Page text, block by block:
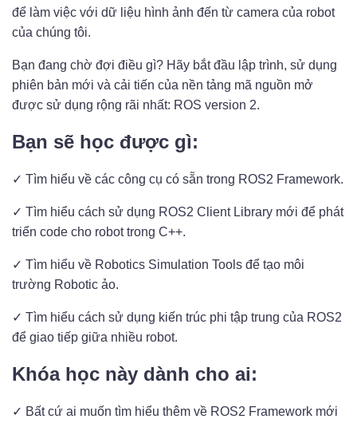
để làm việc với dữ liệu hình ảnh đến từ camera của robot
của chúng tôi.
Bạn đang chờ đợi điều gì? Hãy bắt đầu lập trình, sử dụng
phiên bản mới và cải tiến của nền tảng mã nguồn mở
được sử dụng rộng rãi nhất: ROS version 2.
Bạn sẽ học được gì:
✓ Tìm hiểu về các công cụ có sẵn trong ROS2 Framework.
✓ Tìm hiểu cách sử dụng ROS2 Client Library mới để phát
triển code cho robot trong C++.
✓ Tìm hiểu về Robotics Simulation Tools để tạo môi
trường Robotic ảo.
✓ Tìm hiểu cách sử dụng kiến ​​trúc phi tập trung của ROS2
để giao tiếp giữa nhiều robot.
Khóa học này dành cho ai:
✓ Bất cứ ai muốn tìm hiểu thêm về ROS2 Framework mới